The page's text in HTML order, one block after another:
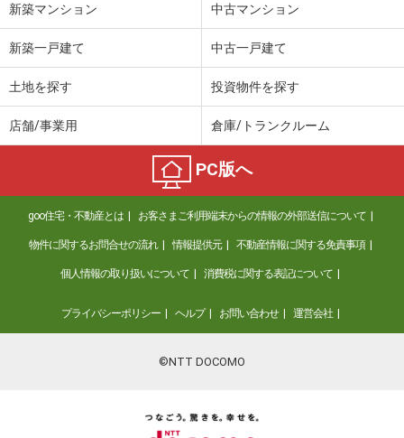
新築マンション 中古マンション
新築一戸建て 中古一戸建て
土地を探す 投資物件を探す
店舗/事業用 倉庫/トランクルーム
PC版へ
goo住宅・不動産とは お客さまご利用端末からの情報の外部送信について
物件に関するお問合せの流れ 情報提供元 不動産情報に関する免責事項
個人情報の取り扱いについて 消費税に関する表記について
プライバシーポリシー ヘルプ お問い合わせ 運営会社
©NTT DOCOMO